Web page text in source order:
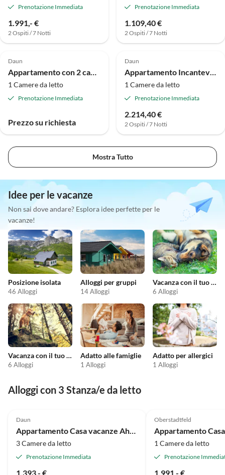
Prenotazione Immediata
1.991,- €
2 Ospiti / 7 Notti
Prenotazione Immediata
1.109,40 €
2 Ospiti / 7 Notti
Daun
Appartamento con 2 camere da letto - non fumatori
1 Camere da letto
Prenotazione Immediata
Prezzo su richiesta
Daun
Appartamento Incantevole chalet in legno nella regione vulcanica dell'Eifel.
1 Camere da letto
Prenotazione Immediata
2.214,40 €
2 Ospiti / 7 Notti
Mostra Tutto
Idee per le vacanze
Non sai dove andare? Esplora idee perfette per le
vacanze!
Posizione isolata
46 Alloggi
Alloggi per gruppi
14 Alloggi
Vacanza con il tuo animale domestico
6 Alloggi
Vacanza con il tuo cane
6 Alloggi
Adatto alle famiglie
1 Alloggi
Adatto per allergici
1 Alloggi
Alloggi con 3 Stanza/e da letto
Daun
3 Camere da letto
Prenotazione Immediata
1.393,- €
Oberstadtfeld
1 Camere da letto
Prenotazione
1.991,- €